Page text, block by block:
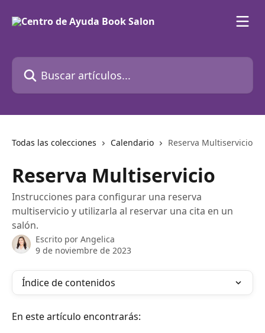
Buscar artículos...
Todas las colecciones Calendario Reserva Multiservicio
Reserva Multiservicio
Instrucciones para configurar una reserva
multiservicio y utilizarla al reservar una cita en un
salón.
Escrito por Angelica
9 de noviembre de 2023
Índice de contenidos
En este artículo encontrarás: